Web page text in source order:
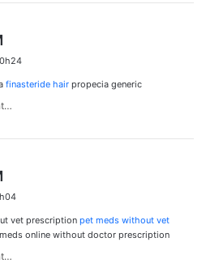
t
finasteride hair propecia generic
t
:
vet prescription pet meds without vet
online without doctor prescription